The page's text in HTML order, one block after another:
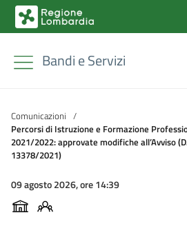
Bandi e Servizi
Comunicazioni /
Percorsi di Istruzione e Formazione
2021/2022: approvate modifiche all’Avviso
13378/2021)
09 agosto 2026, ore 14:39